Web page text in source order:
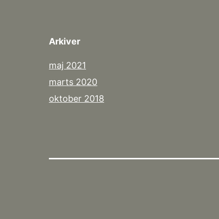
Arkiver
maj 2021
marts 2020
oktober 2018